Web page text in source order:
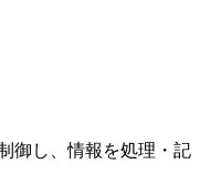
御し、情報を処理・記